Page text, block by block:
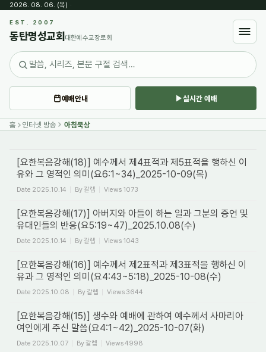
2026. 08. 06. (목) ·
EST. 2007
동탄명성교회 대한예수교장로회
예배안내 실시간 예배
홈 인터넷 방송 아침묵상
[요한복음강해(18)] 예수께서 제4표적과 제5표적을 행하신 이
유와 그 영적인 의미(요6:1~34)_2025-10-09(목)
Date 2025.10.14 By갈렙 Views 1073
[요한복음강해(17)] 아버지와 아들이 하는 일과 그분의 증언 및
유대인들의 반응(요5:19~47)_2025.10.08(수)
Date 2025.10.14 By갈렙 Views 1043
[요한복음강해(16)] 예수께서 제2표적과 제3표적을 행하신 이
유과 그 영적인 의미(요4:43~5:18)_2025-10-08(수)
Date 2025.10.08 By갈렙 Views 3644
[요한복음강해(15)] 생수와 예배에 관하여 예수께서 사마리아
여인에게 주신 말씀(요4:1~42)_2025-10-07(화)
Date 2025.10.07 By갈렙 Views4998
Sketchbook5, 스케치북5
Sketchbook5, 스케치북5